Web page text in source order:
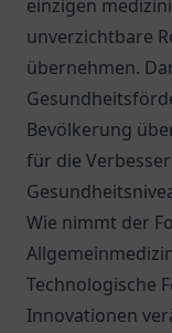
einzigen
unverzichtbare
übernehmen.
Bevölkerung
für die
Wie nimmt der
Technologische
Innovationen